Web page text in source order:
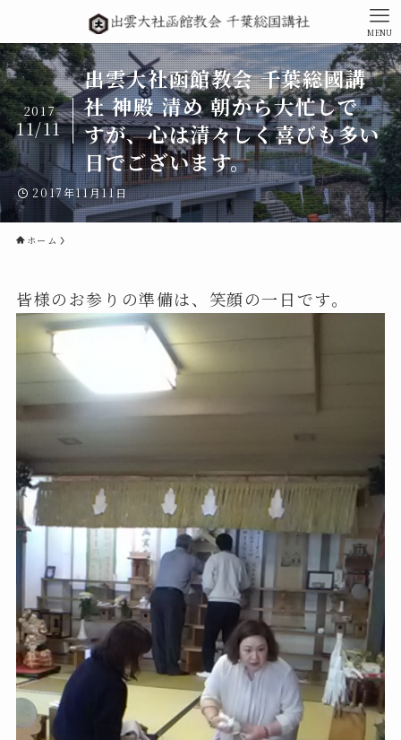
MENU
出雲大社函館教会 千葉総國講
社 神殿 清め 朝から大忙しで
すが、心は清々しく喜びも多い
日でございます。
2017
11/11
2017年11月11日
ホーム
皆様のお参りの準備は、笑顔の一日です。